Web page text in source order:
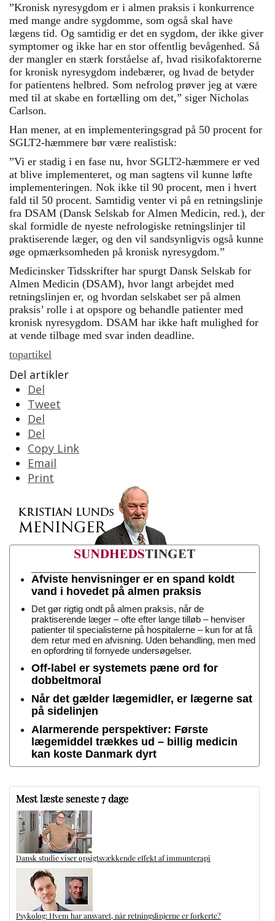
”Kronisk nyresygdom er i almen praksis i konkurrence
med mange andre sygdomme, som også skal have
lægens tid. Og samtidig er det en sygdom, der ikke giver
symptomer og ikke har en stor offentlig bevågenhed. Så
der mangler en stærk forståelse af, hvad risikofaktorerne
for kronisk nyresygdom indebærer, og hvad de betyder
for patientens helbred. Som nefrolog prøver jeg at være
med til at skabe en fortælling om det,” siger Nicholas
Carlson.
Han mener, at en implementeringsgrad på 50 procent for
SGLT2-hæmmere bør være realistisk:
”Vi er stadig i en fase nu, hvor SGLT2-hæmmere er ved
at blive implementeret, og man sagtens vil kunne løfte
implementeringen. Nok ikke til 90 procent, men i hvert
fald til 50 procent. Samtidig venter vi på en retningslinje
fra DSAM (Dansk Selskab for Almen Medicin, red.), der
skal formidle de nyeste nefrologiske retningslinjer til
praktiserende læger, og den vil sandsynligvis også kunne
øge opmærksomheden på kronisk nyresygdom.”
Medicinsker Tidsskrifter har spurgt Dansk Selskab for
Almen Medicin (DSAM), hvor langt arbejdet med
retningslinjen er, og hvordan selskabet ser på almen
praksis’ rolle i at opspore og behandle patienter med
kronisk nyresygdom. DSAM har ikke haft mulighed for
at vende tilbage med svar inden deadline.
topartikel
Del artikler
Del
Tweet
Del
Del
Copy Link
Email
Print
Afviste henvisninger er en spand koldt
vand i hovedet på almen praksis
Det gør rigtig ondt på almen praksis, når de
praktiserende læger – ofte efter lange tilløb – henviser
patienter til specialisterne på hospitalerne – kun for at få
dem retur med en afvisning. Uden behandling, men med
en opfordring til fornyede undersøgelser.
Off-label er systemets pæne ord for
dobbeltmoral
Når det gælder lægemidler, er lægerne sat
på sidelinjen
Alarmerende perspektiver: Første
lægemiddel trækkes ud – billig medicin
kan koste Danmark dyrt
Mest læste seneste 7 dage
Dansk studie viser opsigtsvækkende effekt af immunterapi
Psykolog: Hvem har ansvaret, når retningslinjerne er forkerte?